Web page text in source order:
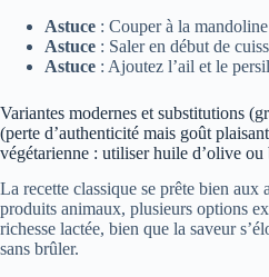
Astuce : Couper à la
Astuce : Saler en début de
Astuce : Ajoutez l’ail et le
Variantes modernes et substitutions
(perte d’authenticité mais goût
végétarienne : utiliser huile d’olive
La recette classique se prête bien
produits animaux, plusieurs options
richesse lactée, bien que la saveur
sans brûler.